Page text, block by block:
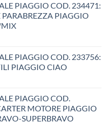
PIAGGIO COD. 234471:
PIAGGIO
MIX
PIAGGIO COD. 233756:
PIAGGIO CIAO
PIAGGIO COD.
MOTORE PIAGGIO
SUPERBRAVO